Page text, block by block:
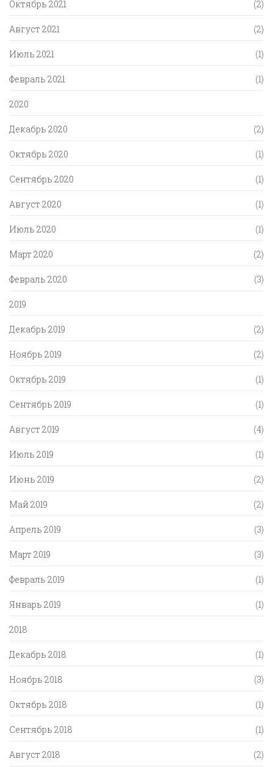
Октябрь 2021 (2)
Август 2021 (2)
Июль 2021 (1)
Февраль 2021 (1)
2020
Декабрь 2020 (2)
Октябрь 2020 (1)
Сентябрь 2020 (1)
Август 2020 (1)
Июль 2020 (1)
Март 2020 (2)
Февраль 2020 (3)
2019
Декабрь 2019 (2)
Ноябрь 2019 (2)
Октябрь 2019 (1)
Сентябрь 2019 (1)
Август 2019 (4)
Июль 2019 (1)
Июнь 2019 (2)
Май 2019 (2)
Апрель 2019 (3)
Март 2019 (3)
Февраль 2019 (1)
Январь 2019 (1)
2018
Декабрь 2018 (1)
Ноябрь 2018 (3)
Октябрь 2018 (1)
Сентябрь 2018 (1)
Август 2018 (2)